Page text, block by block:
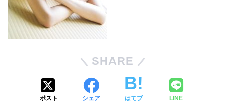
SHARE
ポスト シェア はてブ LINE